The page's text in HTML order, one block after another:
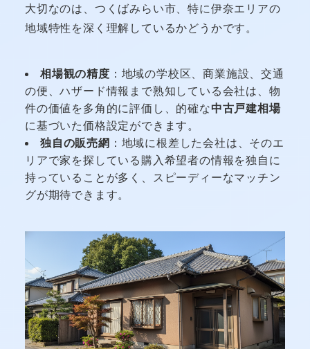
大切なのは、つくばみらい市、特に伊奈エリアの
地域特性を深く理解しているかどうかです。
相場観の精度 ：地域の学校区、商業施設、交通
の便、ハザード情報まで熟知している会社は、物
件の価値を多角的に評価し、的確な中古戸建相場
に基づいた価格設定ができます。
独自の販売網 ：地域に根差した会社は、そのエ
リアで家を探している購入希望者の情報を独自に
持っていることが多く、スピーディーなマッチン
グが期待できます。